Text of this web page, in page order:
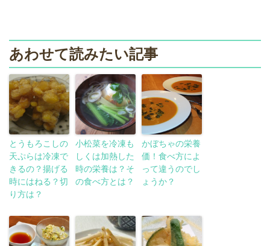
あわせて読みたい記事
とうもろこしの
天ぷらは冷凍で
きるの？揚げる
時にはねる？切
り方は？
小松菜を冷凍も
しくは加熱した
時の栄養は？そ
の食べ方とは？
かぼちゃの栄養
価！食べ方によ
って違うのでし
ょうか？